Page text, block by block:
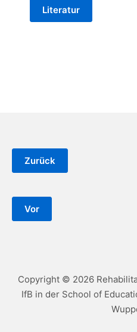
Literatur
Copyright © 2026
IfB in der School of